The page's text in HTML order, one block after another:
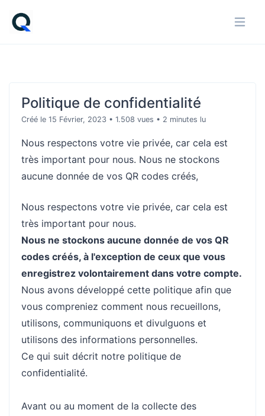
Politique de confidentialité
Créé le 15 Février, 2023 • 1.508 vues • 2 minutes lu
Nous respectons votre vie privée, car cela est
très important pour nous. Nous ne stockons
aucune donnée de vos QR codes créés,
Nous respectons votre vie privée, car cela est
très important pour nous.
Nous ne stockons aucune donnée de vos QR
codes créés, à l'exception de ceux que vous
enregistrez volontairement dans votre compte.
Nous avons développé cette politique afin que
vous compreniez comment nous recueillons,
utilisons, communiquons et divulguons et
utilisons des informations personnelles.
Ce qui suit décrit notre politique de
confidentialité.
Avant ou au moment de la collecte des